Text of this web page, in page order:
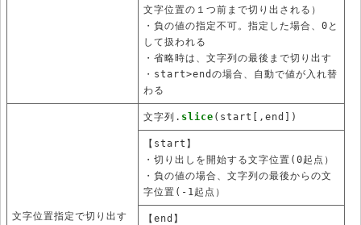
文字位置の１つ前まで切り出される）
・負の値の指定不可。指定した場合、0と
して扱われる
・省略時は、文字列の最後まで切り出す
・start>endの場合、自動で値が入れ替
わる
文字位置指定で切り出す
文字列. slice (start[,end])
【start】
・切り出しを開始する文字位置(0起点）
・負の値の場合、文字列の最後からの文
字位置(-1起点）
【end】